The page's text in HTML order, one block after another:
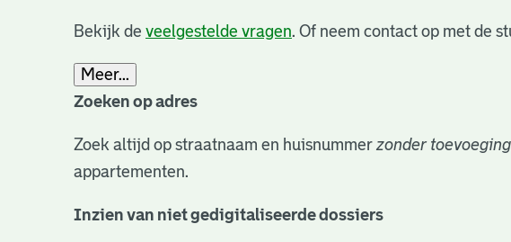
Bekijk de veelgestelde vragen. Of neem contact op met de
Meer...
Zoeken op adres
Zoek altijd op straatnaam en huisnummer zonder toevoeging
appartementen.
Inzien van niet gedigitaliseerde dossiers